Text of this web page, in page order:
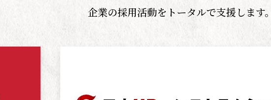
企業の採用活動をトータルで支援します。